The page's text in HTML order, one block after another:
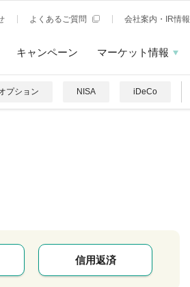
よくあるご質問 会社案内・IR情報
キャンペーン マーケット情報
プション NISA iDeCo
信用返済